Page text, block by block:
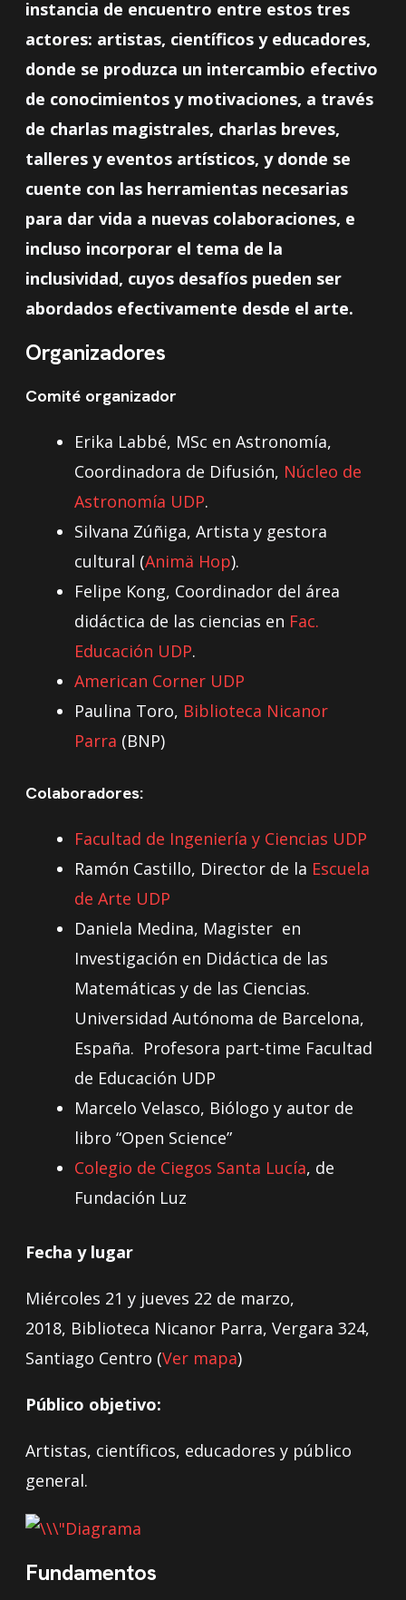
instancia de encuentro entre estos tres
actores: artistas, científicos y educadores,
donde se produzca un intercambio efectivo
de conocimientos y motivaciones, a través
de charlas magistrales, charlas breves,
talleres y eventos artísticos, y donde se
cuente con las herramientas necesarias
para dar vida a nuevas colaboraciones, e
incluso incorporar el tema de la
inclusividad, cuyos desafíos pueden ser
abordados efectivamente desde el arte.
Organizadores
Comité organizador
Erika Labbé, MSc en Astronomía,
Coordinadora de Difusión, Núcleo de
Astronomía UDP.
Silvana Zúñiga, Artista y gestora
cultural (Animä Hop).
Felipe Kong, Coordinador del área
didáctica de las ciencias en Fac.
Educación UDP.
American Corner UDP
Paulina Toro, Biblioteca Nicanor
Parra (BNP)
Colaboradores:
Facultad de Ingeniería y Ciencias UDP
Ramón Castillo, Director de la Escuela
de Arte UDP
Daniela Medina, Magister en
Investigación en Didáctica de las
Matemáticas y de las Ciencias.
Universidad Autónoma de Barcelona,
España. Profesora part-time Facultad
de Educación UDP
Marcelo Velasco, Biólogo y autor de
libro “Open Science”
Colegio de Ciegos Santa Lucía, de
Fundación Luz
Fecha y lugar
Miércoles 21 y jueves 22 de marzo,
2018, Biblioteca Nicanor Parra, Vergara 324,
Santiago Centro (Ver mapa)
Público objetivo:
Artistas, científicos, educadores y público
general.
Fundamentos